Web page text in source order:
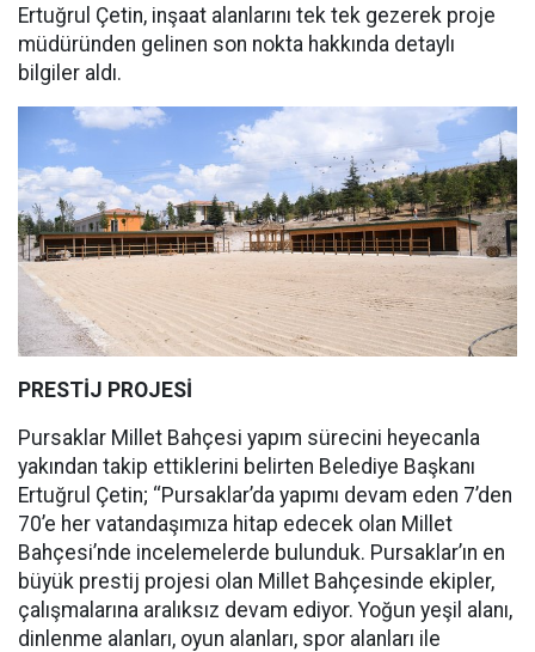
Ertuğrul Çetin, inşaat alanlarını tek tek gezerek proje
müdüründen gelinen son nokta hakkında detaylı
bilgiler aldı.
PRESTİJ PROJESİ
Pursaklar Millet Bahçesi yapım sürecini heyecanla
yakından takip ettiklerini belirten Belediye Başkanı
Ertuğrul Çetin; ‘‘Pursaklar’da yapımı devam eden 7’den
70’e her vatandaşımıza hitap edecek olan Millet
Bahçesi’nde incelemelerde bulunduk. Pursaklar’ın en
büyük prestij projesi olan Millet Bahçesinde ekipler,
çalışmalarına aralıksız devam ediyor. Yoğun yeşil alanı,
dinlenme alanları, oyun alanları, spor alanları ile